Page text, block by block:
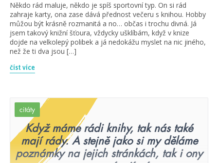
Někdo rád maluje, někdo je spíš sportovní typ. On si rád
zahraje karty, ona zase dává přednost večeru s knihou. Hobby
můžou být krásně rozmanitá a no… občas i trochu divná. Já
jsem takový knižní šťoura, vždycky ušklíbám, když v knize
dojde na velkolepý polibek a já nedokážu myslet na nic jiného,
než že ti dva jsou […]
číst více
citáty
Když máme rádi knihy, tak nás také
mají rády. A stejně jako si my děláme
poznámky na jejich stránkách, tak i ony